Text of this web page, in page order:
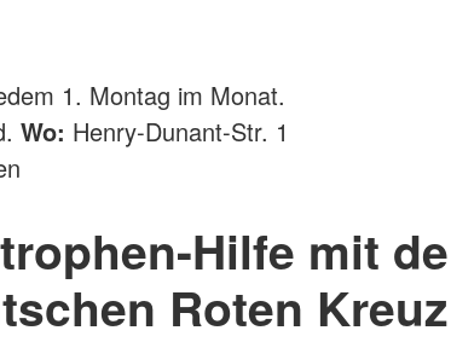
1. Montag im Monat.
Wo: Henry-Dunant-Str. 1
Hilfe mit
Roten Kreuz